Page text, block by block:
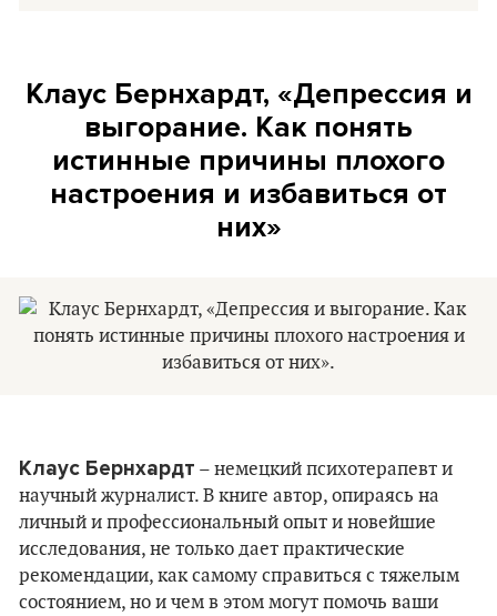
Клаус Бернхардт, «Депрессия и
выгорание. Как понять
истинные причины плохого
настроения и избавиться от
них»
Клаус Бернхардт – немецкий психотерапевт и
научный журналист. В книге автор, опираясь на
личный и профессиональный опыт и новейшие
исследования, не только дает практические
рекомендации, как самому справиться с тяжелым
состоянием, но и чем в этом могут помочь ваши